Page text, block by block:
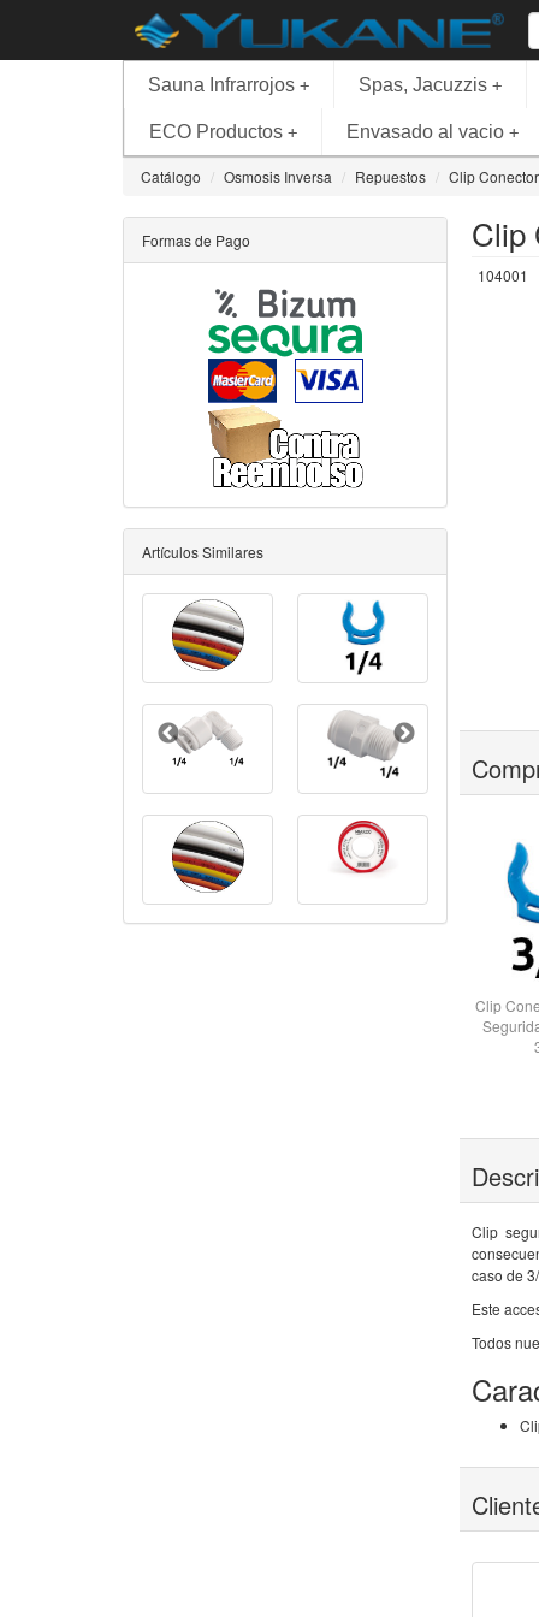
+
Sauna Infrarrojos +
Spas, Jacuzzis
+
ECO Productos +
Envasado al vacio
Catálogo Osmosis Inversa Repuestos Clip
Clip
104001
Clip
Clip
caso de
Este
Todos
Formas de Pago
Artículos Similares